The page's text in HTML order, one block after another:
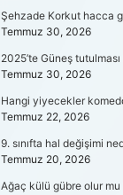
Şehzade Korkut hacca
Temmuz 30, 2026
2025’te Güneş
Temmuz 30, 2026
Hangi yiyecekler
Temmuz 22, 2026
9. sınıfta hal değişimi
Temmuz 20, 2026
Ağaç külü gübre olur mu